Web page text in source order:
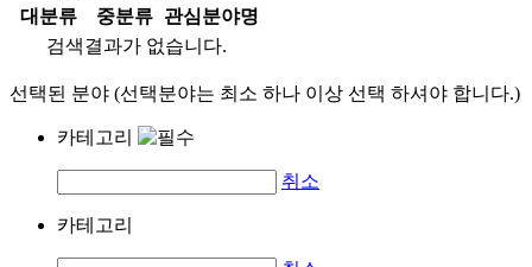
대분류
중분류
관심분야명
검색결과가 없습니다.
선택된 분야 (선택분야는 최소 하나 이상 선택 하셔야 합니다.)
카테고리
취소
카테고리